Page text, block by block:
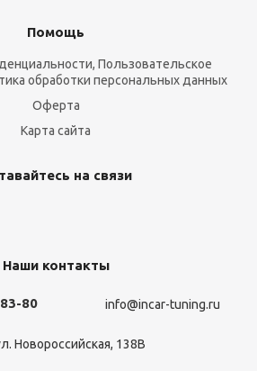
Помощь
Пользовательское
обработки персональных данных
Оферта
Карта сайта
на связи
Наши контакты
80 info@incar-tuning.ru
Новороссийская, 138В